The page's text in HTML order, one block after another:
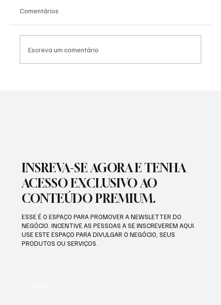
Comentários
Escreva um comentário
INSREVA-SE AGORA E TENHA
ACESSO EXCLUSIVO AO
CONTEÚDO PREMIUM.
ESSE É O ESPAÇO PARA PROMOVER A NEWSLETTER DO
NEGÓCIO. INCENTIVE AS PESSOAS A SE INSCREVEREM AQUI.
USE ESTE ESPAÇO PARA DIVULGAR O NEGÓCIO, SEUS
PRODUTOS OU SERVIÇOS.